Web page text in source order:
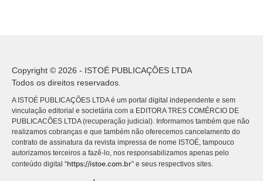
Copyright © 2026 - ISTOÉ PUBLICAÇÕES LTDA
Todos os direitos reservados.
A ISTOÉ PUBLICAÇÕES LTDA é um portal digital independente e sem
vinculação editorial e societária com a EDITORA TRES COMÉRCIO DE
PUBLICACÕES LTDA (recuperação judicial). Informamos também que não
realizamos cobranças e que também não oferecemos cancelamento do
contrato de assinatura da revista impressa de nome ISTOÉ, tampouco
autorizamos terceiros a fazê-lo, nos responsabilizamos apenas pelo
conteúdo digital “https://istoe.com.br” e seus respectivos sites.